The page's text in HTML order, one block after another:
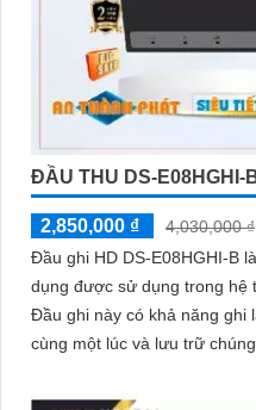
ĐẦU THU DS-E08HGHI-
2,850,000 ₫
4,030,000 ₫
Đầu ghi HD DS-E08HGHI-B
dụng được sử dụng trong hệ
Đầu ghi này có khả năng ghi
cùng một lúc và lưu trữ